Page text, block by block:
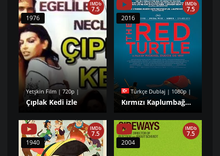
Yetşkin Film | 720p |
Çıplak Kedi izle
IMDb
7.5
1976
Türkçe Dublaj | 1080p |
Kırmızı Kaplumbağa izle
IMDb
7.5
2016
IMDb
7.5
1940
IMDb
7.5
2004